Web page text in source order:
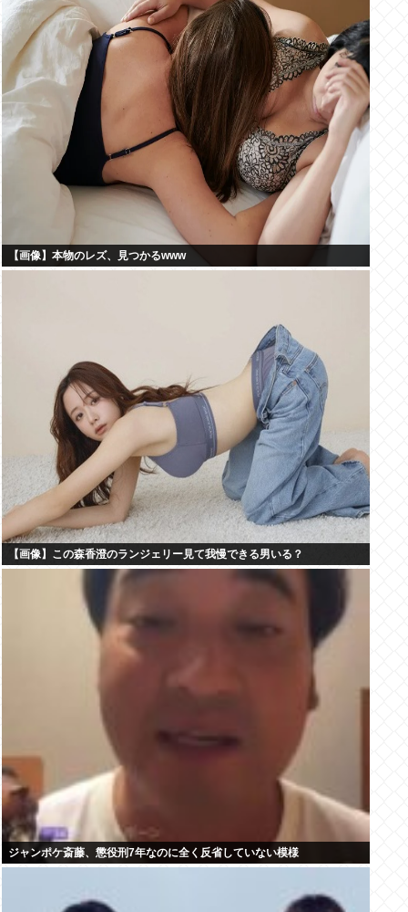
【画像】本物のレズ、見つかるwww
【画像】この森香澄のランジェリー見て我慢できる男いる？
ジャンポケ斎藤、懲役刑7年なのに全く反省していない模様